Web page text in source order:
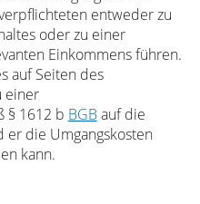
entweder zu
oder zu einer
Einkommens führen.
auf Seiten des
einer
§ 1612 b BGBauf die
er die Umgangskosten
kann.